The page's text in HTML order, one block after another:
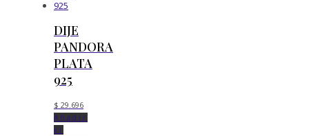
DIJE
PANDORA
PLATA
925
$ 29.696
Añadir
al